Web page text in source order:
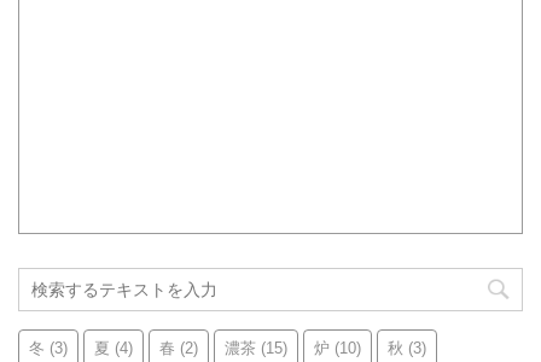
冬 (3) 夏 (4) 春 (2) 濃茶 (15) 炉 (10) 秋 (3)